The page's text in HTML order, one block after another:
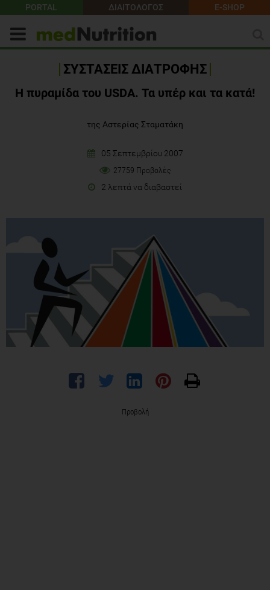
PORTAL ΔΙΑΙΤΟΛΟΓΟΣ E-SHOP
ΣΥΣΤΑΣΕΙΣ ΔΙΑΤΡΟΦΗΣ
Η πυραμίδα του USDA. Τα υπέρ και τα κατά!
της Αστερίας Σταματάκη
05 Σεπτεμβρίου 2007
27759 Προβολές
2 λεπτά να διαβαστεί
Προβολή